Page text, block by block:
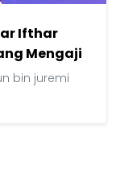
Ifthar
Mengaji
bin juremi